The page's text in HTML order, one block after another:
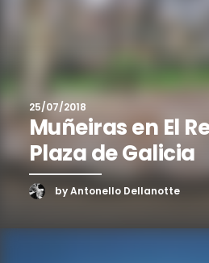
25/07/2018
Muñeiras en El
Plaza de Galicia
by Antonello Dellanotte